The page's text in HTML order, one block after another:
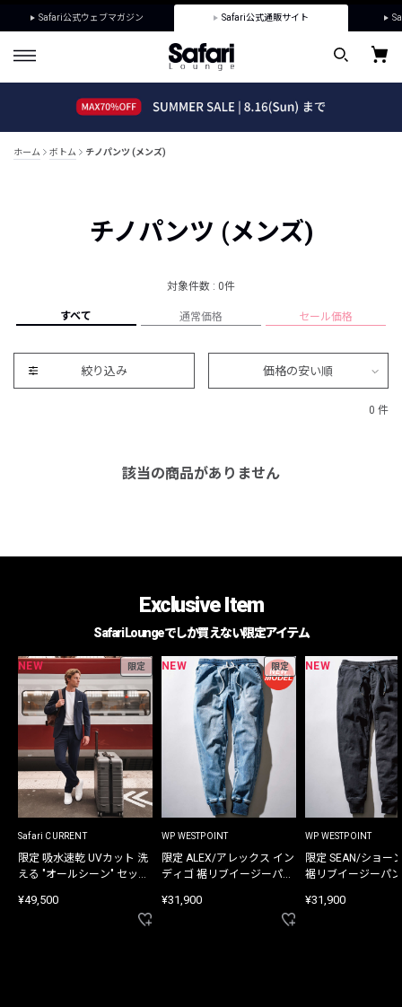
Safari公式ウェブマガジン Safari公式通販サイト
ホーム ボトム チノパンツ (メンズ)
チノパンツ (メンズ)
対象件数 : 0件
すべて 通常価格 セール価格
絞り込み 価格の安い順
0 件
該当の商品がありません
Exclusive Item
Safari Loungeでしか買えない限定アイテム
NEW 限定
Safari CURRENT
限定 吸水速乾 UVカット 洗
える "オールシーン" セット
¥49,500
NEW 限定
WP WESTPOINT
限定 ALEX/アレックス イン
ディゴ 裾リブイージーパン
¥31,900
NEW
WP WESTPOINT
限定 SEAN/ショー
裾リブイージーパ
¥31,900